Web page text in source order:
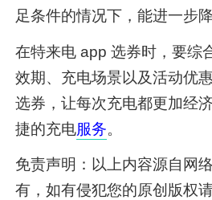
足条件的情况下，能进一步
在特来电 app 选券时，要综
效期、充电场景以及活动优
选券，让每次充电都更加经
捷的充电服务。
免责声明：以上内容源自网
有，如有侵犯您的原创版权